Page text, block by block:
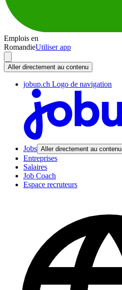
Emplois en
RomandieUtiliser app
Aller directement au contenu
jobup.ch Logo de navigation
Jobs Aller directement au contenu
Entreprises
Salaires
Job Coach
Espace recruteurs